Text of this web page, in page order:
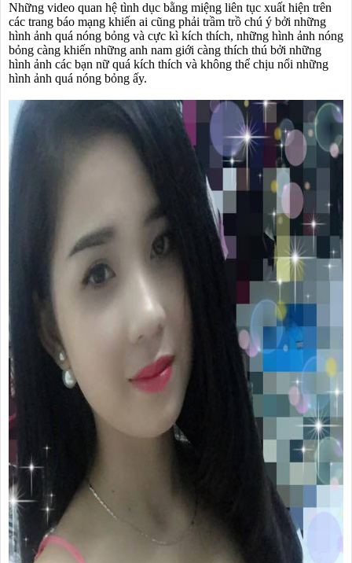
Những video quan hệ tình dục bằng miệng liên tục xuất hiện trên
các trang báo mạng khiến ai cũng phải trầm trồ chú ý bởi những
hình ảnh quá nóng bỏng và cực kì kích thích, những hình ảnh nóng
bỏng càng khiến những anh nam giới càng thích thú bởi những
hình ảnh các bạn nữ quá kích thích và không thể chịu nổi những
hình ảnh quá nóng bỏng ấy.